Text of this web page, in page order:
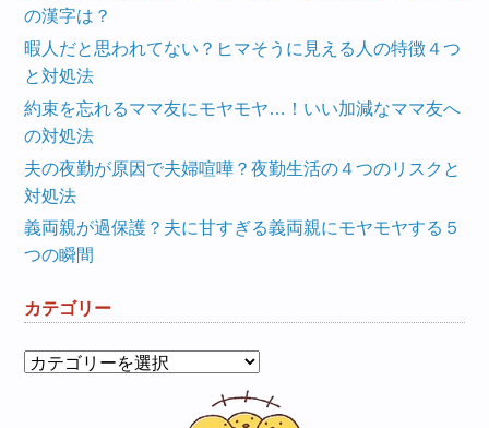
の漢字は？
暇人だと思われてない？ヒマそうに見える人の特徴４つ
と対処法
約束を忘れるママ友にモヤモヤ…！いい加減なママ友へ
の対処法
夫の夜勤が原因で夫婦喧嘩？夜勤生活の４つのリスクと
対処法
義両親が過保護？夫に甘すぎる義両親にモヤモヤする５
つの瞬間
カテゴリー
カ